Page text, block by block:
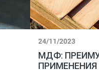
24/11/2023
МДФ:
ПРИМЕНЕНИЯ